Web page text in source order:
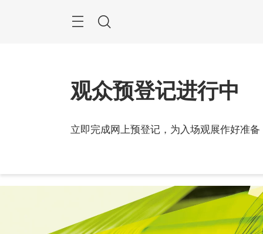
搜
观众预登记进行中
立即完成网上预登记，为入场观展作好准2027